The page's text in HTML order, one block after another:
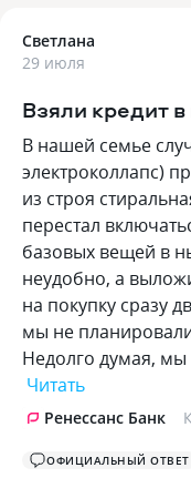
Светлана
29 июля
Взяли кредит
В нашей семье
электроколлапс)
из строя
перестал
базовых вещей в
неудобно, а
на покупку сразу
мы не
Недолго думая,
Читать
Ренессанс Банк
ОФИЦИАЛЬНЫЙ ОТВЕТ